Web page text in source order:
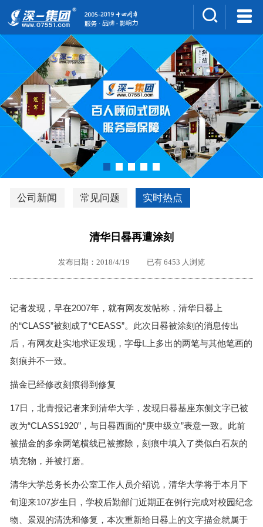
集团介绍
人才招聘
案例展示
新闻中心
深一风采
联系我们
深优通系统V3.0
深一集团优势
外地客户专栏
工单提交
公司新闻 常见问题 实时热点
清华日晷再遭涂刻
发布日期：2018/4/19 已有 6453 人浏览
记者发现，早在2007年，就有网友发帖称，清华日晷上
的“CLASS”被刻成了“CEASS”。此次日晷被涂刻的消息传出
后，有网友赴实地求证发现，字母L上多出的两笔与其他笔画的
刻痕并不一致。
描金已经修改刻痕得到修复
17日，北青报记者来到清华大学，发现日晷基座东侧文字已被
改为“CLASS1920”，与日晷西面的“庚申级立”表意一致。此前
被描金的多余两笔横线已被擦除，刻痕中填入了类似白石灰的
填充物，并被打磨。
清华大学总务长办公室工作人员介绍说，清华大学将于本月下
旬迎来107岁生日，学校后勤部门近期正在例行完成对校园纪念
物、景观的清洗和修复，本次重新给日晷上的文字描金就属于